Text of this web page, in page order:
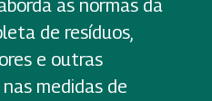
as normas da
de resíduos,
e outras
medidas de